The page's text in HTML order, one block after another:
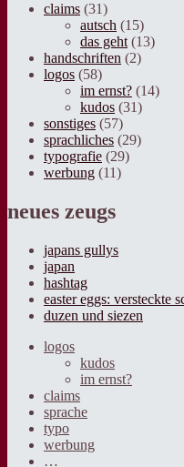
claims (31)
autsch (15)
das geht(13)
handschriften (2)
logos (58)
im ernst? (14)
kudos (31)
sonstiges (57)
sprachliches (29)
typografie (29)
werbung (11)
neues zeugs
japans gullys
japan
hashtag
easter eggs: versteckte
duzen und siezen
logos
kudos
im ernst?
claims
sprache
typo
werbung
…